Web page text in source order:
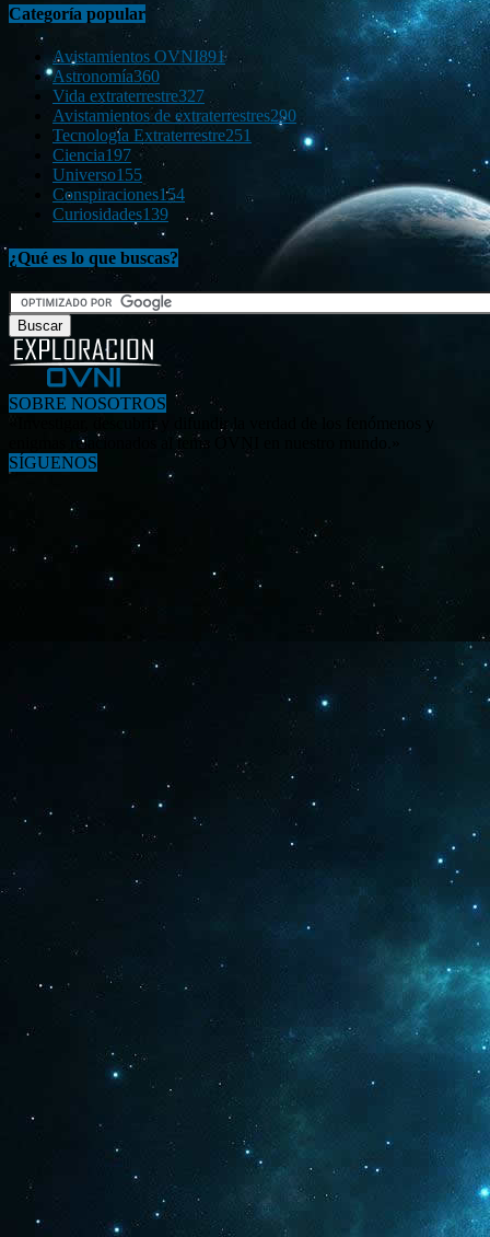
Categoría popular
Avistamientos OVNI891
Astronomía360
Vida extraterrestre327
Avistamientos de extraterrestres290
Tecnología Extraterrestre251
Ciencia197
Universo155
Conspiraciones154
Curiosidades139
¿Qué es lo que buscas?
SOBRE NOSOTROS
«Investigar, descubrir y difundir la verdad de los fenómenos y
enigmas relacionados al tema OVNI en nuestro mundo.»
SÍGUENOS